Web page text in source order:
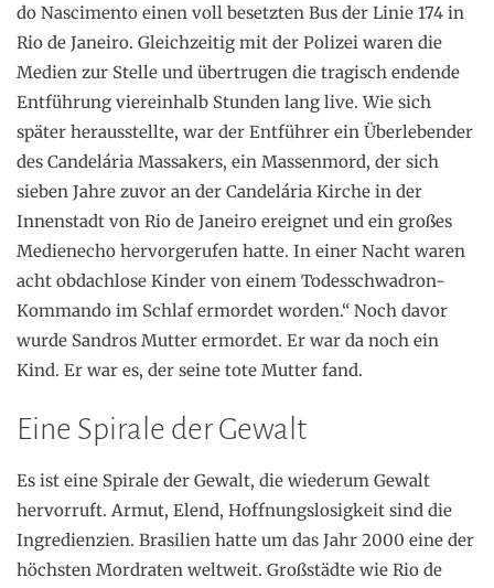
do Nascimento einen voll besetzten Bus der Linie 174 in
Rio de Janeiro. Gleichzeitig mit der Polizei waren die
Medien zur Stelle und übertrugen die tragisch endende
Entführung viereinhalb Stunden lang live. Wie sich
später herausstellte, war der Entführer ein Überlebender
des Candelária Massakers, ein Massenmord, der sich
sieben Jahre zuvor an der Candelária Kirche in der
Innenstadt von Rio de Janeiro ereignet und ein großes
Medienecho hervorgerufen hatte. In einer Nacht waren
acht obdachlose Kinder von einem Todesschwadron-
Kommando im Schlaf ermordet worden.“ Noch davor
wurde Sandros Mutter ermordet. Er war da noch ein
Kind. Er war es, der seine tote Mutter fand.
Eine Spirale der Gewalt
Es ist eine Spirale der Gewalt, die wiederum Gewalt
hervorruft. Armut, Elend, Hoffnungslosigkeit sind die
Ingredienzien. Brasilien hatte um das Jahr 2000 eine der
höchsten Mordraten weltweit. Großstädte wie Rio de